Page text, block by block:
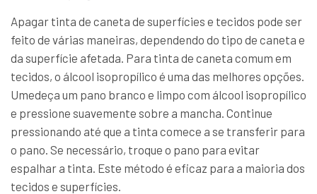
Apagar tinta de caneta de superfícies e tecidos pode ser
feito de várias maneiras, dependendo do tipo de caneta e
da superfície afetada. Para tinta de caneta comum em
tecidos, o álcool isopropílico é uma das melhores opções.
Umedeça um pano branco e limpo com álcool isopropílico
e pressione suavemente sobre a mancha. Continue
pressionando até que a tinta comece a se transferir para
o pano. Se necessário, troque o pano para evitar
espalhar a tinta. Este método é eficaz para a maioria dos
tecidos e superfícies.